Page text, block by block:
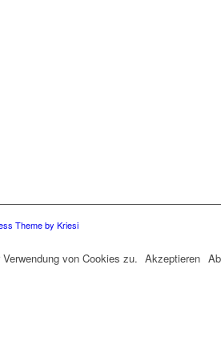
Theme by Kriesi
von Cookies zu. Akzeptieren